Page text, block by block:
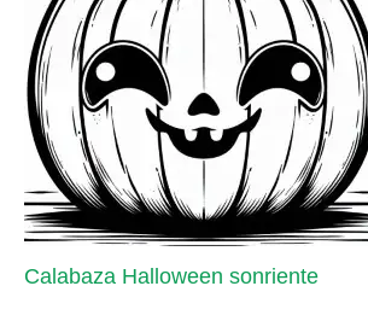
Calabaza Halloween sonriente